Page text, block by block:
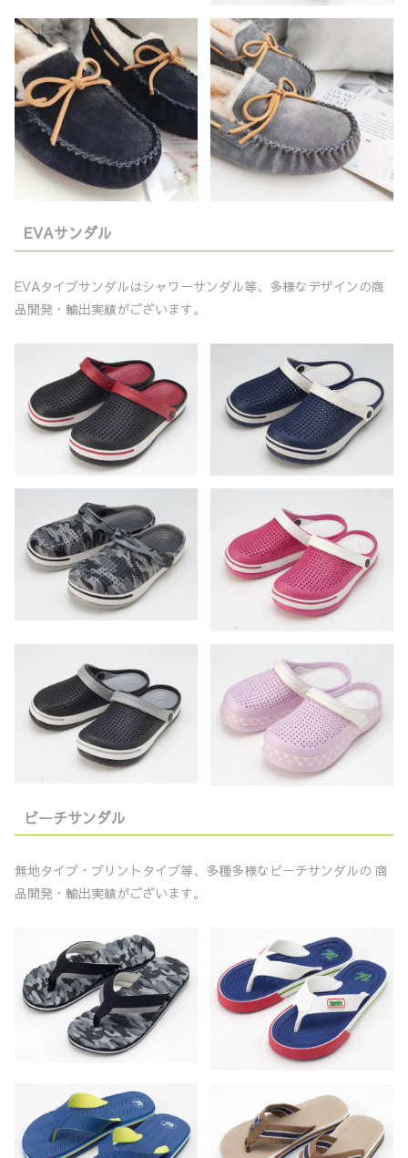
EVAサンダル
EVAタイプサンダルはシャワーサンダル等、多様なデザインの商
品開発・輸出実績がございます。
ビーチサンダル
無地タイプ・プリントタイプ等、多種多様なビーチサンダルの 商
品開発・輸出実績がございます。